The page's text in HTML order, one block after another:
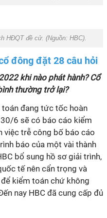
HĐQT đề cử. (Nguồn: HBC).
đông đặt 28 câu hỏi
khi nào phát hành? Cổ
thường trở lại?
đang tức tốc hoàn
6 sẽ có báo cáo kiểm
việc trễ công bố báo cáo
báo của một vài thành
bổ sung hồ sơ giải trình,
tế nên cẩn trọng và
kiểm toán chứ không
nay HBC đã cung cấp đủ